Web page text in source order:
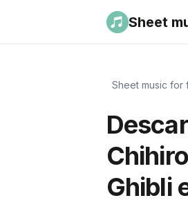
Sheet
Sheet music for
Ghibli